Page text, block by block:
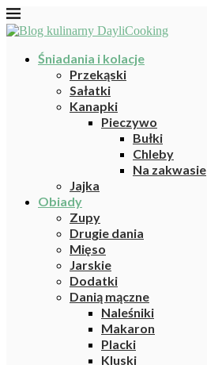
Śniadania i kolacje
Przekąski
Sałatki
Kanapki
Pieczywo
Bułki
Chleby
Na zakwasie
Jajka
Obiady
Zupy
Drugie dania
Mięso
Jarskie
Dodatki
Danią mączne
Naleśniki
Makaron
Placki
Kluski